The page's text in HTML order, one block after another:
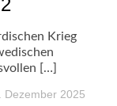
Krieg
[…]
Dezember 2025